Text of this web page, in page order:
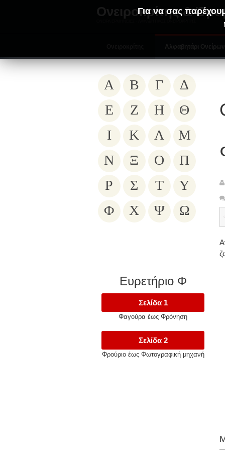
Ονειροκρίτης &
Για να σας
Α Β Γ
Δ
Ε
Ζ Η
Θ
Ι
Κ Λ
Μ
Ν
Ξ Ο
Π
Ρ
Σ Τ
Υ
Φ
Χ Ψ Ω
Ευρετήριο Φ
Σελίδα 1
Φαγούρα έως Φρόνηση
Σελίδα 2
Φρούριο έως Φωτογραφική μηχανή